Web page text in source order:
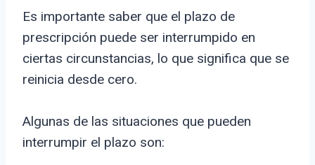
Es importante saber que el plazo de
prescripción puede ser interrumpido en
ciertas circunstancias, lo que significa que se
reinicia desde cero.
Algunas de las situaciones que pueden
interrumpir el plazo son: